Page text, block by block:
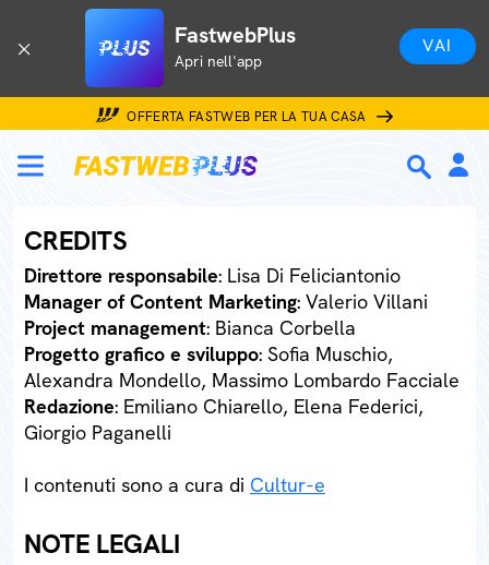
FastwebPlus
Apri nell'app
VAI
OFFERTA FASTWEB PER LA TUA CASA
CREDITS
Direttore responsabile: Lisa Di Feliciantonio
Manager of Content Marketing: Valerio Villani
Project management: Bianca Corbella
Progetto grafico e sviluppo: Sofia Muschio,
Alexandra Mondello, Massimo Lombardo Facciale
Redazione: Emiliano Chiarello, Elena Federici,
Giorgio Paganelli
I contenuti sono a cura di Cultur-e
NOTE LEGALI